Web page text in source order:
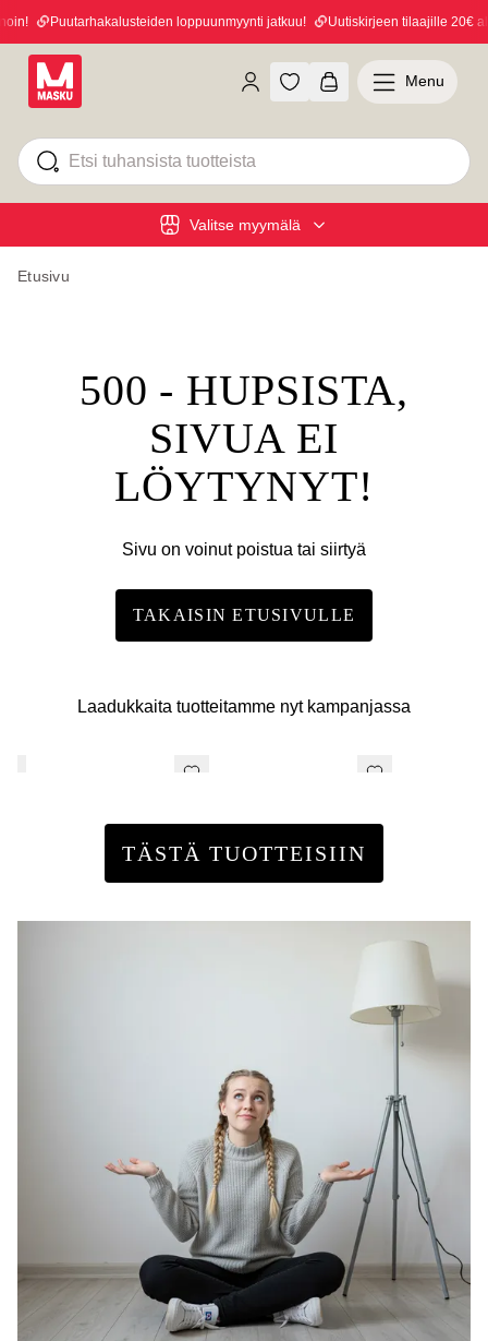
Puutarhakalusteiden loppuunmyynti jatkuu! Uutiskirjeen tilaajille 20€
Valitse myymälä
Menu
Etusivu
500 - HUPSISTA,
SIVUA EI
LÖYTYNYT!
Sivu on voinut poistua tai siirtyä
TAKAISIN ETUSIVULLE
Laadukkaita tuotteitamme nyt kampanjassa
TÄSTÄ TUOTTEISIIN